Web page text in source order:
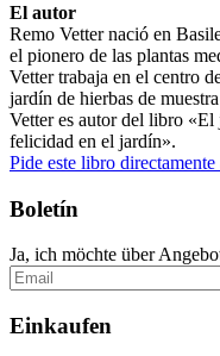
El autor
Remo Vetter nació en
el pionero de las plantas
Vetter trabaja en el centro
jardín de hierbas de
Vetter es autor del libro
felicidad en el jardín».
Pide este libro
Boletín
Ja, ich möchte über
Einkaufen